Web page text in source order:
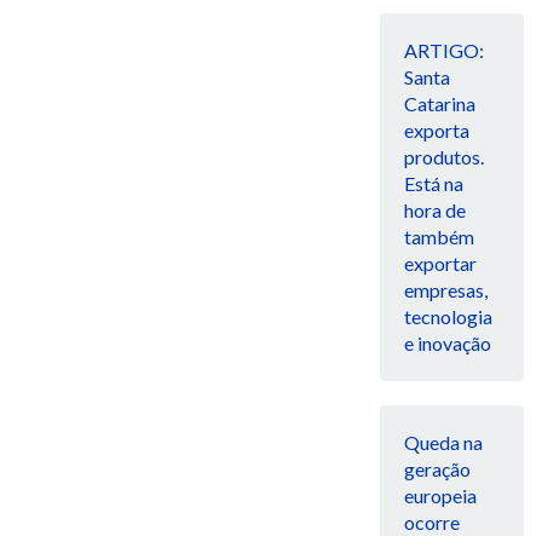
ARTIGO:
Santa
Catarina
exporta
produtos.
Está na
hora de
também
exportar
empresas,
tecnologia
e inovação
Queda na
geração
europeia
ocorre